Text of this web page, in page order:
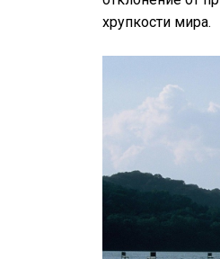
хрупкости мира.